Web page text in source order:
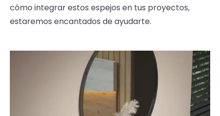
cómo integrar estos espejos en tus proyectos,
estaremos encantados de ayudarte.